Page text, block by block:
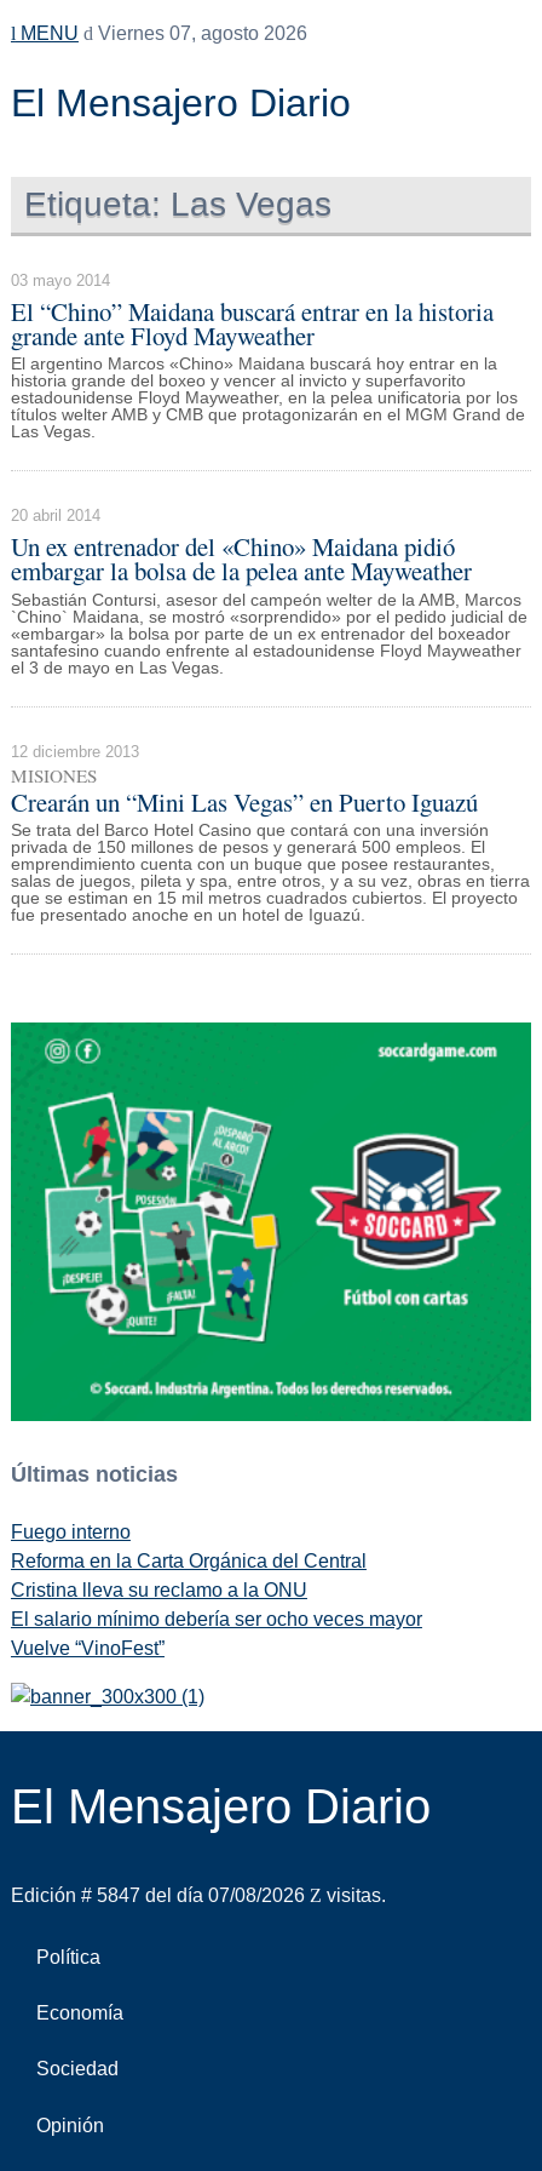
MENU Viernes 07, agosto 2026
El Mensajero Diario
Etiqueta: Las Vegas
03 mayo 2014
El “Chino” Maidana buscará entrar en la historia
grande ante Floyd Mayweather
El argentino Marcos «Chino» Maidana buscará hoy entrar en la
historia grande del boxeo y vencer al invicto y superfavorito
estadounidense Floyd Mayweather, en la pelea unificatoria por los
títulos welter AMB y CMB que protagonizarán en el MGM Grand de
Las Vegas.
20 abril 2014
Un ex entrenador del «Chino» Maidana pidió
embargar la bolsa de la pelea ante Mayweather
Sebastián Contursi, asesor del campeón welter de la AMB, Marcos
`Chino` Maidana, se mostró «sorprendido» por el pedido judicial de
«embargar» la bolsa por parte de un ex entrenador del boxeador
santafesino cuando enfrente al estadounidense Floyd Mayweather
el 3 de mayo en Las Vegas.
12 diciembre 2013
MISIONES
Crearán un “Mini Las Vegas” en Puerto Iguazú
Se trata del Barco Hotel Casino que contará con una inversión
privada de 150 millones de pesos y generará 500 empleos. El
emprendimiento cuenta con un buque que posee restaurantes,
salas de juegos, pileta y spa, entre otros, y a su vez, obras en tierra
que se estiman en 15 mil metros cuadrados cubiertos. El proyecto
fue presentado anoche en un hotel de Iguazú.
Últimas noticias
Fuego interno
Reforma en la Carta Orgánica del Central
Cristina lleva su reclamo a la ONU
El salario mínimo debería ser ocho veces mayor
Vuelve “VinoFest”
El Mensajero Diario
Edición # 5847 del día 07/08/2026 visitas.
Política
Economía
Sociedad
Opinión